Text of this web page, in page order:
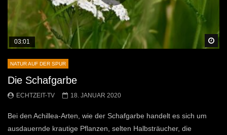
03:01
NATUR AUF DER SPUR
Die Schafgarbe
ECHTZEIT-TV 18. JANUAR 2020
Bei den Achillea-Arten, wie der Schafgarbe handelt es sich um
ausdauernde krautige Pflanzen, selten Halbsträucher, die